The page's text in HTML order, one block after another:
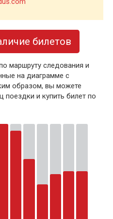
билетов
маршруту следования и
на диаграмме с
образом, вы можете
поездки и купить билет по